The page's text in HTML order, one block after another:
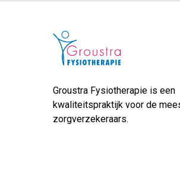
Groustra Fysiotherapie is een
kwaliteitspraktijk voor de
zorgverzekeraars.